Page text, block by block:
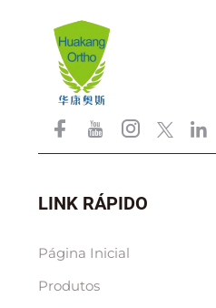
LINK RÁPIDO
Página Inicial
Produtos